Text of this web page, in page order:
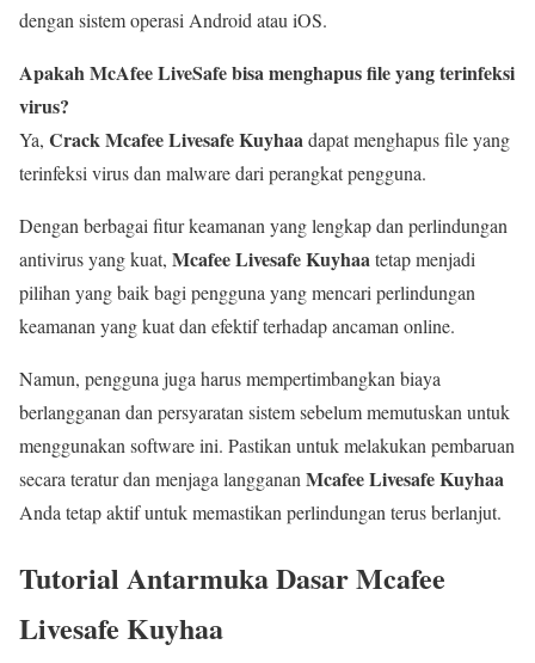
dengan sistem operasi Android atau iOS.
Apakah McAfee LiveSafe bisa menghapus file yang terinfeksi
virus?
Ya, Crack Mcafee Livesafe Kuyhaadapat menghapus file yang
terinfeksi virus dan malware dari perangkat pengguna.
Dengan berbagai fitur keamanan yang lengkap dan perlindungan
antivirus yang kuat, Mcafee Livesafe Kuyhaatetap menjadi
pilihan yang baik bagi pengguna yang mencari perlindungan
keamanan yang kuat dan efektif terhadap ancaman online.
Namun, pengguna juga harus mempertimbangkan biaya
berlangganan dan persyaratan sistem sebelum memutuskan untuk
menggunakan software ini. Pastikan untuk melakukan pembaruan
secara teratur dan menjaga langganan Mcafee Livesafe Kuyhaa
Anda tetap aktif untuk memastikan perlindungan terus berlanjut.
Tutorial Antarmuka Dasar Mcafee
Livesafe Kuyhaa